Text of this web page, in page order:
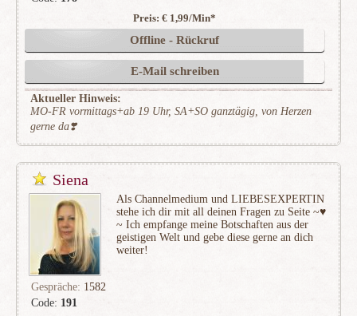
(205)
Preis: € 1,99/Min*
Offline - Rückruf
E-Mail schreiben
Aktueller Hinweis:
MO-FR vormittags+ab 19 Uhr, SA+SO ganztägig, von Herzen
gerne da❣️
Siena
Code: 191
Als Channelmedium und LIEBESEXPERTIN
stehe ich dir mit all deinen Fragen zu Seite ~♥
~ Ich empfange meine Botschaften aus der
geistigen Welt und gebe diese gerne an dich
weiter!
Gespräche: 1582